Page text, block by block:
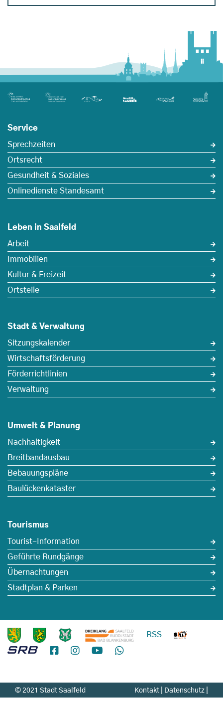
Service
Sprechzeiten
Ortsrecht
Gesundheit & Soziales
Onlinedienste Standesamt
Leben in Saalfeld
Arbeit
Immobilien
Kultur & Freizeit
Ortsteile
Stadt & Verwaltung
Sitzungskalender
Wirtschaftsförderung
Förderrichtlinien
Verwaltung
Umwelt & Planung
Nachhaltigkeit
Breitbandausbau
Bebauungspläne
Baulückenkataster
Tourismus
Tourist-Information
Geführte Rundgänge
Übernachtungen
Stadtplan & Parken
RSS
© 2021 Stadt Saalfeld Kontakt Datenschutz